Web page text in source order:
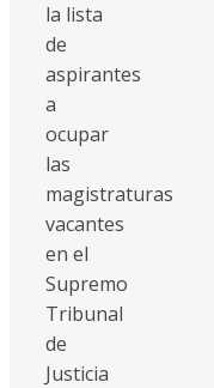
la lista
de
aspirantes
a
ocupar
las
magistraturas
vacantes
en el
Supremo
Tribunal
de
Justicia